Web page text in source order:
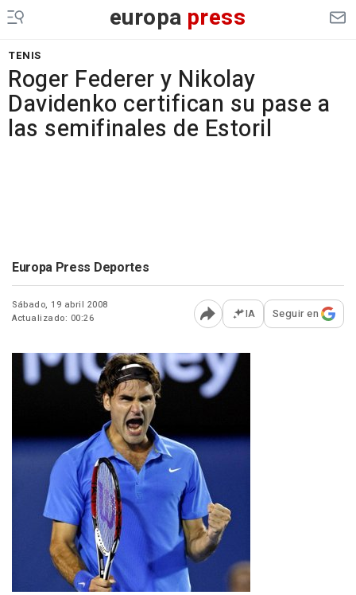
europa press
TENIS
Roger Federer y Nikolay
Davidenko certifican su pase a
las semifinales de Estoril
Europa Press Deportes
Sábado, 19 abril 2008
Actualizado: 00:26
Abrir opciones para
IA Seguir en